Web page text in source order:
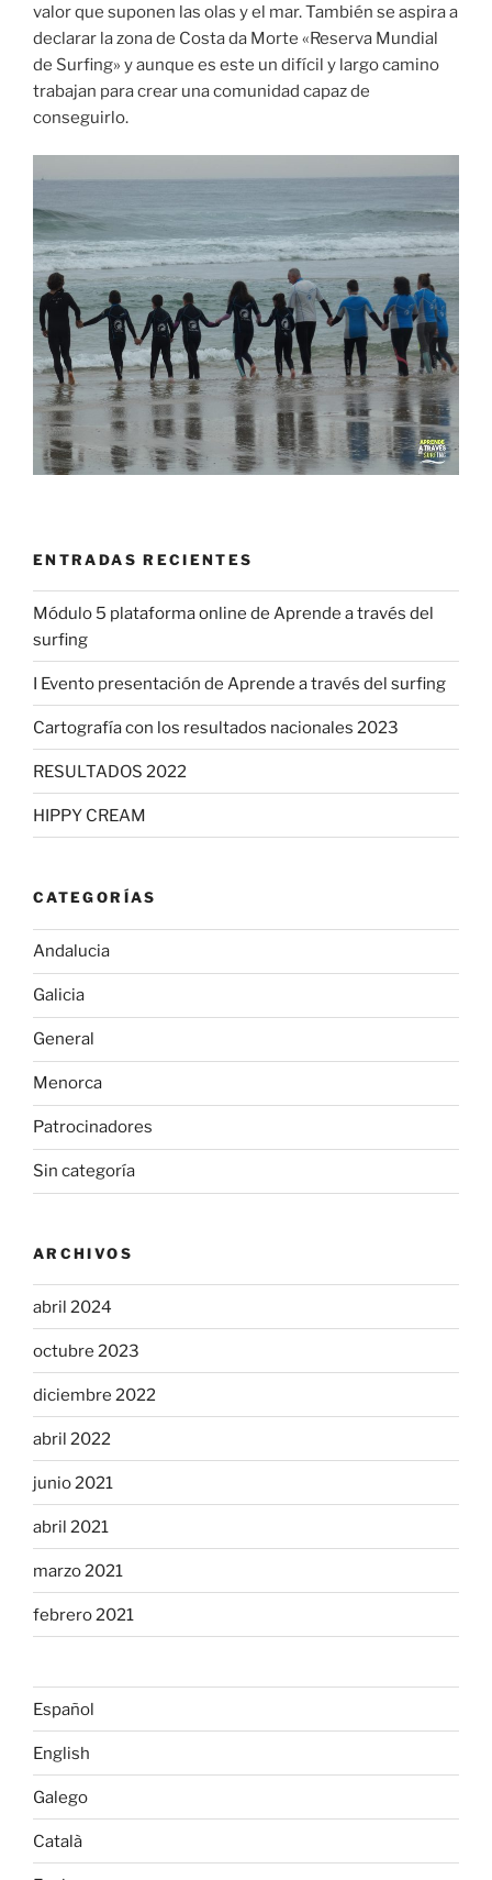
valor que suponen las olas y el mar. También se aspira a
declarar la zona de Costa da Morte «Reserva Mundial
de Surfing» y aunque es este un difícil y largo camino
trabajan para crear una comunidad capaz de
conseguirlo.
ENTRADAS RECIENTES
Módulo 5 plataforma online de Aprende a través del
surfing
I Evento presentación de Aprende a través del surfing
Cartografía con los resultados nacionales 2023
RESULTADOS 2022
HIPPY CREAM
CATEGORÍAS
Andalucia
Galicia
General
Menorca
Patrocinadores
Sin categoría
ARCHIVOS
abril 2024
octubre 2023
diciembre 2022
abril 2022
junio 2021
abril 2021
marzo 2021
febrero 2021
Español
English
Galego
Català